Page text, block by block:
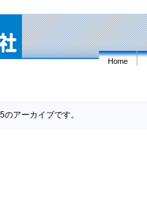
Home
アーカイブです。